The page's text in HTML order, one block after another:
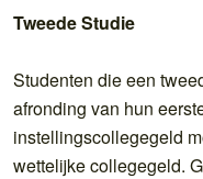
Tweede Studie
Studenten die een
afronding van hun
instellingscollegegeld
wettelijke collegegeld.